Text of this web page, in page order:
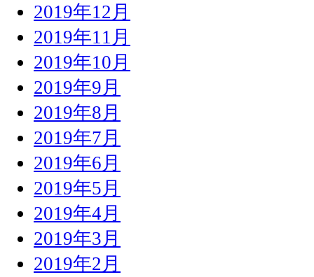
2019年12月
2019年11月
2019年10月
2019年9月
2019年8月
2019年7月
2019年6月
2019年5月
2019年4月
2019年3月
2019年2月